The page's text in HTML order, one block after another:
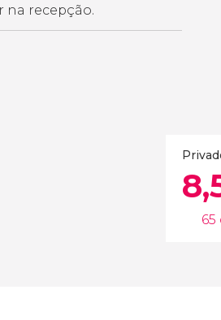
na recepção.
65